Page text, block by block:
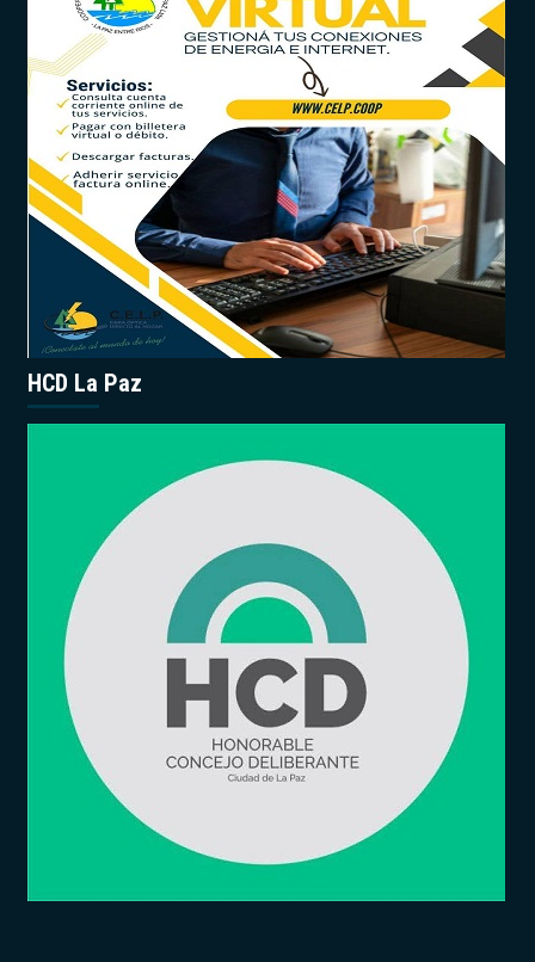
HCD La Paz